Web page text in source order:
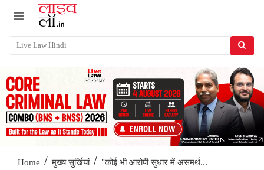
Home / मुख्य सुर्खियां / "कोई भी आरोपी सुधार में असमर्थ...